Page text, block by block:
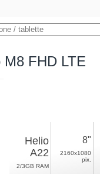
M8 FHD LTE
Helio
A22
2/3GB RAM
8"
2160x1080
pix.